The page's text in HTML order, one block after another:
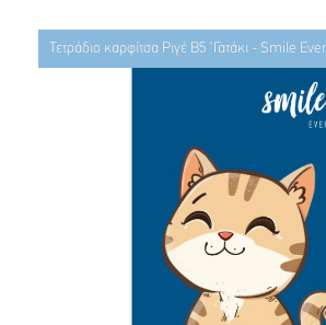
Τετράδιο καρφίτσα Ριγέ Β5 "Γατάκι - Smile